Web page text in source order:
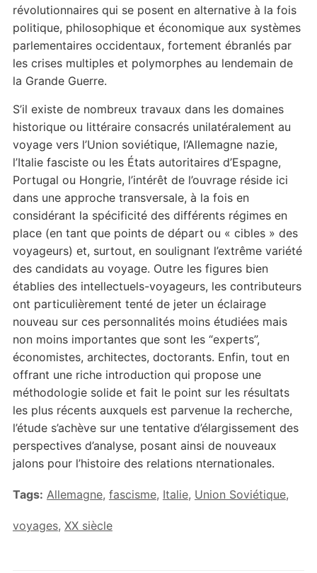
révolutionnaires qui se posent en alternative à la fois
politique, philosophique et économique aux systèmes
parlementaires occidentaux, fortement ébranlés par
les crises multiples et polymorphes au lendemain de
la Grande Guerre.
S’il existe de nombreux travaux dans les domaines
historique ou littéraire consacrés unilatéralement au
voyage vers l’Union soviétique, l’Allemagne nazie,
l’Italie fasciste ou les États autoritaires d’Espagne,
Portugal ou Hongrie, l’intérêt de l’ouvrage réside ici
dans une approche transversale, à la fois en
considérant la spécificité des différents régimes en
place (en tant que points de départ ou « cibles » des
voyageurs) et, surtout, en soulignant l’extrême variété
des candidats au voyage. Outre les figures bien
établies des intellectuels-voyageurs, les contributeurs
ont particulièrement tenté de jeter un éclairage
nouveau sur ces personnalités moins étudiées mais
non moins importantes que sont les “experts”,
économistes, architectes, doctorants. Enfin, tout en
offrant une riche introduction qui propose une
méthodologie solide et fait le point sur les résultats
les plus récents auxquels est parvenue la recherche,
l’étude s’achève sur une tentative d’élargissement des
perspectives d’analyse, posant ainsi de nouveaux
jalons pour l’histoire des relations nternationales.
Tags: Allemagne, fascisme, Italie, Union Soviétique,
voyages, XX siècle